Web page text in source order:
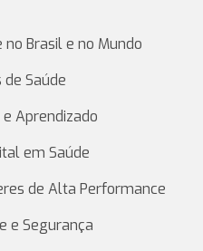
no Brasil e no Mundo
Saúde
Aprendizado
em Saúde
de Alta Performance
e Segurança